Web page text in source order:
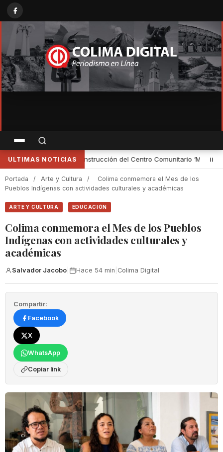
ULTIMAS NOTICIAS
Imparable’ en Colima • Representantes de IAP se capacitan
Portada / Arte y Cultura /
Colima conmemora el Mes de los
Pueblos Indígenas con actividades culturales y académicas
ARTE Y CULTURA EDUCACIÓN
Colima conmemora el Mes de los Pueblos
Indígenas con actividades culturales y
académicas
Salvador Jacobo Hace 54 min Colima Digital
Compartir:
Facebook
X
WhatsApp
Copiar link